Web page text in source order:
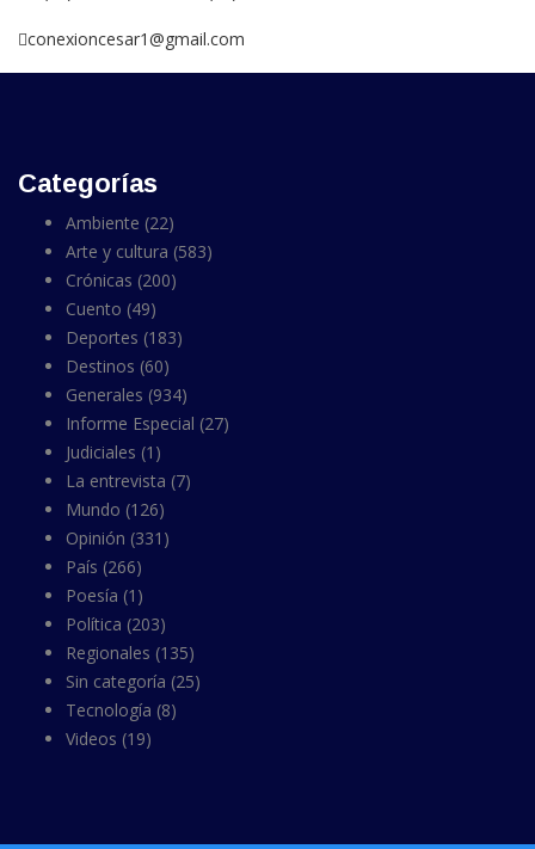
conexioncesar1@gmail.com
Ambiente(22)
Arte y cultura(583)
Crónicas(200)
Cuento(49)
Deportes(183)
Destinos(60)
Generales(934)
Informe Especial
Judiciales(1)
La entrevista
Mundo(126)
Opinión (331)
País(266)
Poesía(1)
Política (203)
Regionales(135)
Sin categoría (25)
Tecnología(8)
Videos(19)
Copyright 2022. Todos los Derechos Reservados por